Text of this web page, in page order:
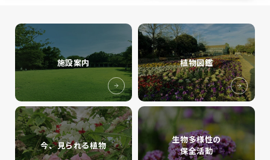
施設案内 植物図鑑
今、見られる植物
生物多様性の
保全活動